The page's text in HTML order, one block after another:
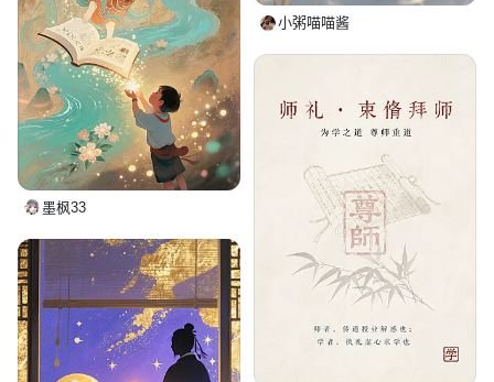
小粥喵喵酱
墨枫33